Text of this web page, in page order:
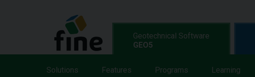
Geotechnical Software
GEO5
Solutions Features Programs Learning